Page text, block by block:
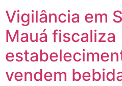
Vigilância em
Mauá fiscaliza
vendem